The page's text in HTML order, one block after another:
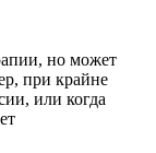
но может
при крайне
или когда